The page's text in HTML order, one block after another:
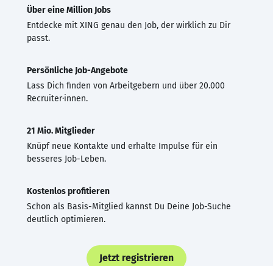
Über eine Million Jobs
Entdecke mit XING genau den Job, der wirklich zu Dir
passt.
Persönliche Job-Angebote
Lass Dich finden von Arbeitgebern und über 20.000
Recruiter·innen.
21 Mio. Mitglieder
Knüpf neue Kontakte und erhalte Impulse für ein
besseres Job-Leben.
Kostenlos profitieren
Schon als Basis-Mitglied kannst Du Deine Job-Suche
deutlich optimieren.
Jetzt registrieren